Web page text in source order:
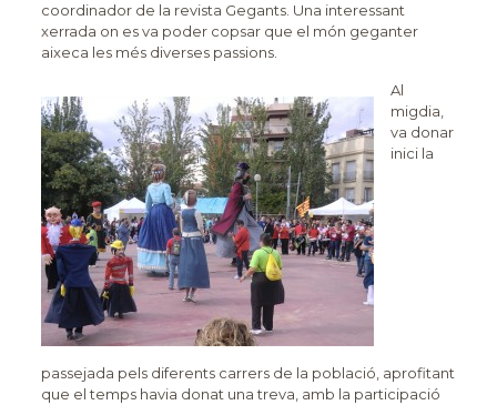
coordinador de la revista Gegants. Una interessant
xerrada on es va poder copsar que el món geganter
aixeca les més diverses passions.
Al
migdia,
va donar
inici la
passejada pels diferents carrers de la població, aprofitant
que el temps havia donat una treva, amb la participació